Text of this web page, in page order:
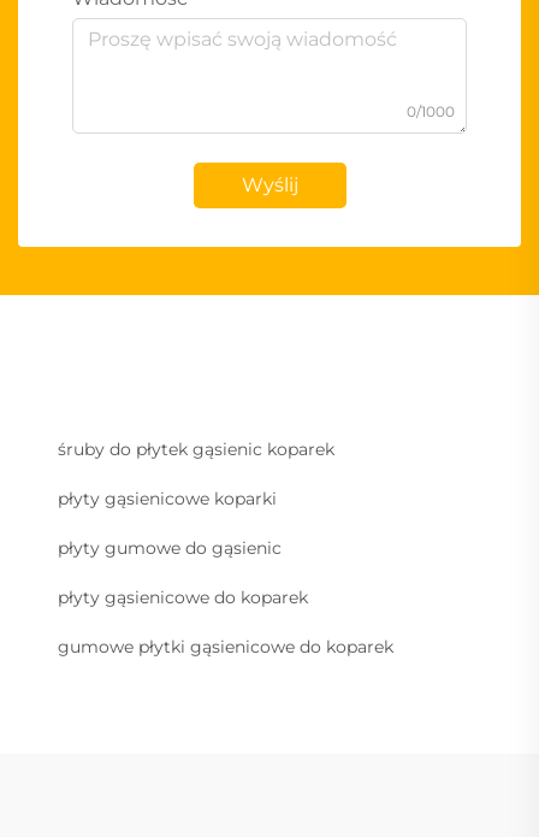
0/1000
Wyślij
śruby do płytek gąsienic koparek
płyty gąsienicowe koparki
płyty gumowe do gąsienic
płyty gąsienicowe do koparek
gumowe płytki gąsienicowe do koparek